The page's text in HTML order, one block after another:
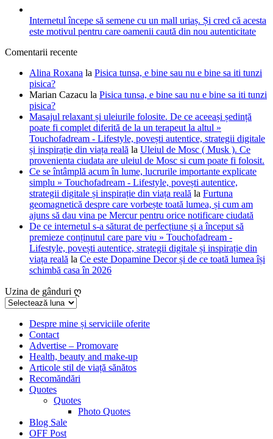
Internetul începe să semene cu un mall uriaș. Și cred că acesta
este motivul pentru care oamenii caută din nou autenticitate
Comentarii recente
Alina Roxana la Pisica tunsa, e bine sau nu e bine sa iti tunzi
pisica?
Marian Cazacu la Pisica tunsa, e bine sau nu e bine sa iti tunzi
pisica?
Masajul relaxant și uleiurile folosite. De ce aceeași ședință
poate fi complet diferită de la un terapeut la altul »
Touchofadream - Lifestyle, povești autentice, strategii digitale
și inspirație din viața reală la Uleiul de Mosc ( Musk ). Ce
provenienta ciudata are uleiul de Mosc si cum poate fi folosit.
Ce se întâmplă acum în lume, lucrurile importante explicate
simplu » Touchofadream - Lifestyle, povești autentice,
strategii digitale și inspirație din viața reală la Furtuna
geomagnetică despre care vorbește toată lumea, și cum am
ajuns să dau vina pe Mercur pentru orice notificare ciudată
De ce internetul s-a săturat de perfecțiune și a început să
premieze conținutul care pare viu » Touchofadream -
Lifestyle, povești autentice, strategii digitale și inspirație din
viața reală la Ce este Dopamine Decor și de ce toată lumea își
schimbă casa în 2026
Uzina de gânduri ღ
Uzina
gânduriDespre mine și serviciile oferite
Contact
Advertise – Promovare
Health, beauty and make-up
Articole stil de viață sănătos
Recomăndări
Quotes
Quotes
Photo Quotes
Blog Sale
OFF Post